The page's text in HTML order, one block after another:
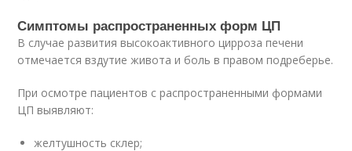
Симптомы распространенных форм ЦП
В случае развития высокоактивного цирроза печени
отмечается вздутие живота и боль в правом подреберье.
При осмотре пациентов с распространенными формами
ЦП выявляют:
желтушность склер;